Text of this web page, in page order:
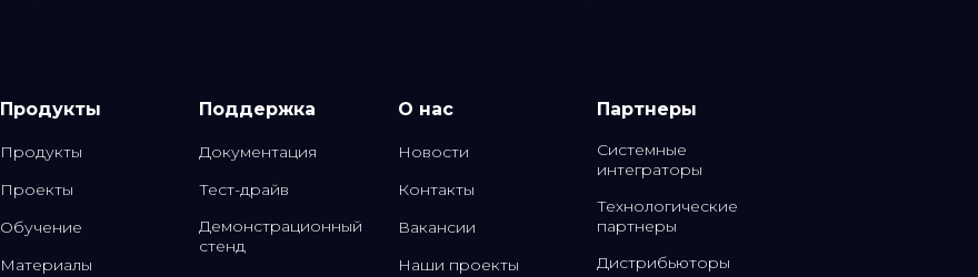
Продукты
Продукты
Проекты
Обучение
Материалы
Поддержка
Документация
Тест-драйв
Демонстрационный
стенд
О нас
Новости
Контакты
Вакансии
Наши проекты
Партнеры
Системные
интеграторы
Технологические
партнеры
Дистрибьюторы